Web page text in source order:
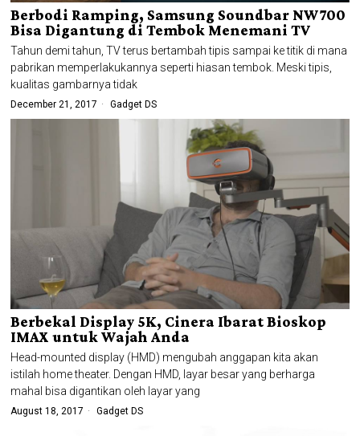
Berbodi Ramping, Samsung Soundbar NW700
Bisa Digantung di Tembok Menemani TV
Tahun demi tahun, TV terus bertambah tipis sampai ke titik di mana
pabrikan memperlakukannya seperti hiasan tembok. Meski tipis,
kualitas gambarnya tidak
December 21, 2017 Gadget DS
Berbekal Display 5K, Cinera Ibarat Bioskop
IMAX untuk Wajah Anda
Head-mounted display (HMD) mengubah anggapan kita akan
istilah home theater. Dengan HMD, layar besar yang berharga
mahal bisa digantikan oleh layar yang
August 18, 2017 Gadget DS